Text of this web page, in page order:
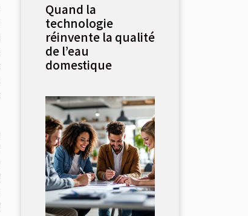
Quand la
technologie
réinvente la qualité
de l’eau
domestique